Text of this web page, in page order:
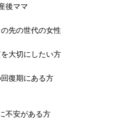
後ママ
先の世代の女性
大切にしたい方
復期にある方
不安がある方